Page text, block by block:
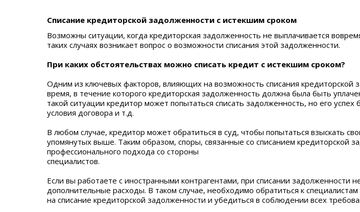
Списание кредиторской задолженности с истекшим сроком
Возможны ситуации, когда кредиторская задолженность не выплачивается
таких случаях возникает вопрос о возможности списания этой задолженности.
При каких обстоятельствах можно списать кредит с истекшим сроком?
Одним из ключевых факторов, влияющих на возможность списания кредиторской
время, в течение которого кредиторская задолженность должна была быть
такой ситуации кредитор может попытаться списать задолженность, но его
условия договора и т.д.
В любом случае, кредитор может обратиться в суд, чтобы попытаться взыскать
упомянутых выше. Таким образом, споры, связанные со списанием кредиторской
профессионального подхода со стороны
специалистов.
Если вы работаете с иностранными контрагентами, при списании
дополнительные расходы. В таком случае, необходимо обратиться к
на списание кредиторской задолженности и убедиться в соблюдении всех